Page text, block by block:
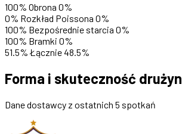
100% Obrona 0%
0% Rozkład Poissona 0%
100% Bezpośrednie starcia 0%
100% Bramki 0%
51.5% Łącznie48.5%
Forma i skuteczność drużyn
Dane dostawcy z ostatnich 5 spotkań